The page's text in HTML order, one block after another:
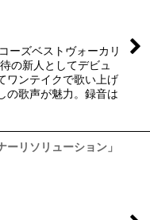
ーズベストヴォーカリ
の新人としてデビュ
ワンテイクで歌い上げ
の歌声が魅力。録音は
ーリソリューション」